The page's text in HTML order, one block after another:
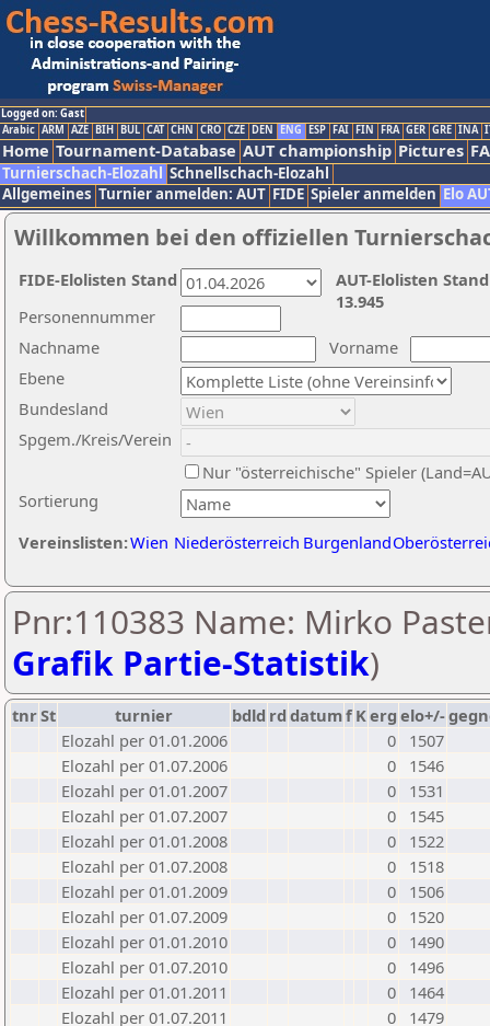
Logged on: Gast
Arabic ARM AZE BIH BUL CAT CHN CRO CZE DEN ENG ESP FAI FIN FRA GER GRE INA
Home Tournament-Database AUT championship Pictures
Turnierschach-Elozahl Schnellschach-Elozahl
Allgemeines Turnier anmelden: AUT FIDE Spieler anmelden Elo
Willkommen bei den offiziellen
Nachname
Vorname
Ebene
Sortierung
Personennummer
Bundesland
Spgem./Kreis/Verein
Nur "österreichische" Spieler
Vereinslisten:Wien Niederösterreich Burgenland
AUT-Elolisten
13.945
FIDE-Elolisten Stand
Pnr:110383 Name: Mirko
Grafik Partie-Statistik)
tnrSt turnier bdld rd datumf Kerg elo+/-
Elozahl per 01.01.2006
0
1507
Elozahl per 01.07.2006
0
1546
Elozahl per 01.01.2007
0
1531
Elozahl per 01.07.2007
0
1545
Elozahl per 01.01.2008
0
1522
Elozahl per 01.07.2008
0
1518
Elozahl per 01.01.2009
0
1506
Elozahl per 01.07.2009
0
1520
Elozahl per 01.01.2010
0
1490
Elozahl per 01.07.2010
0
1496
Elozahl per 01.01.2011
0
1464
Elozahl per 01.07.2011
0
1479